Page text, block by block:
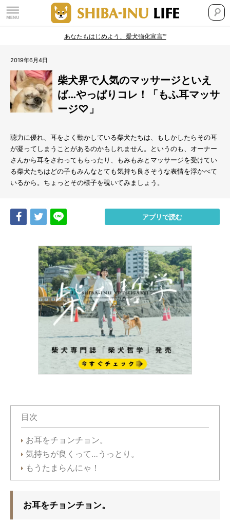
あなたもはじめよう、愛犬強化宣言™
2019年6月4日
柴犬界で人気のマッサージといえ
ば…やっぱりコレ！「もふ耳マッサ
ージ♡」
聴力に優れ、耳をよく動かしている柴犬たちは、もしかしたらその耳
が凝ってしまうことがあるのかもしれません。というのも、オーナー
さんから耳をさわってもらったり、もみもみとマッサージを受けてい
る柴犬たちはどの子もみんなとても気持ち良さそうな表情を浮かべて
いるから。ちょっとその様子を覗いてみましょう。
Share Tweet アプリで読む
目次
お耳をチョンチョン。
気持ちが良くって…うっとり。
もうたまらんにゃ！
お耳をチョンチョン。